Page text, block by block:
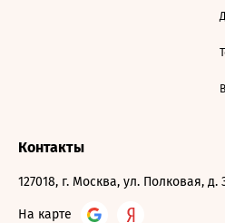
Контакты
127018, г. Москва, ул. Полковая, д.
На карте